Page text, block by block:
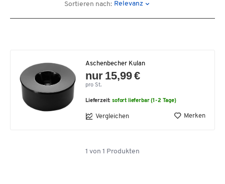
Sortieren nach: Relevanz
Aschenbecher Kulan
nur 15,99 €
pro St.
Lieferzeit:sofort lieferbar (1-2 Tage)
Vergleichen Merken
1 von 1 Produkten